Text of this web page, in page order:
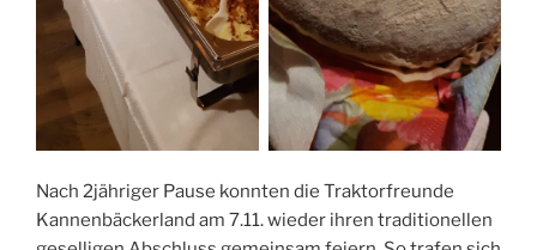
Nach 2jähriger Pause konnten die Traktorfreunde
Kannenbäckerland am 7.11. wieder ihren traditionellen